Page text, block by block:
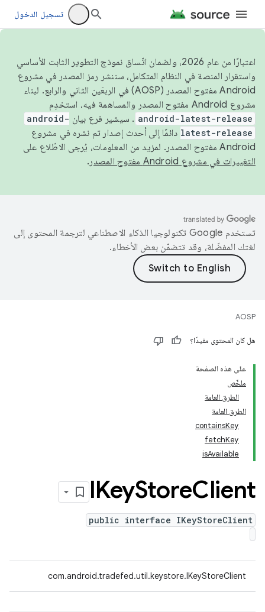
تسجيل الدخول
اعتبارًا من عام 2026، ولضمان اتّساق نموذج التطوير الثابت الأساسي
واستقرار المنصة في النظام المتكامل، سننشر رمز المصدر في مشروع
Android مفتوح المصدر (AOSP) في الربعَين الثاني والرابع. لبناء
مشروع Android مفتوح المصدر والمساهمة فيه، استخدِم
android-latest-release . سيشير فرع بيان android-
latest-release دائمًا إلى أحدث إصدار تم نشره في مشروع
Android مفتوح المصدر. لمزيد من المعلومات، يُرجى الاطّلاع على
التغييرات في مشروع Android مفتوح المصدر
.
تستخدم Google تكنولوجيا الذكاء الاصطناعي لترجمة المحتوى إلى
لغتك المفضّلة، وقد تتضمّن بعض الأخطاء.
AOSP
هل كان المحتوى مفيدًا؟
على هذه الصفحة
ملخّص
الطرق العامة
الطرق العامة
containsKey
fetchKey
isAvailable
IKeyStoreClient
public interface IKeyStoreClient
com.android.tradefed.util.keystore.IKeyStoreClient